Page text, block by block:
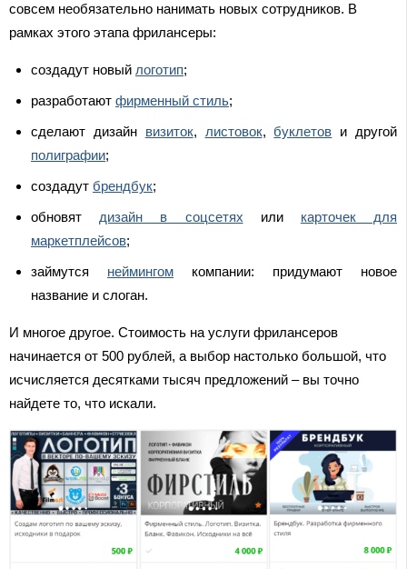
совсем необязательно нанимать новых сотрудников. В
рамках этого этапа фрилансеры:
создадут новый логотип;
разработают фирменный стиль;
сделают дизайн визиток, листовок,буклетов и другой
полиграфии;
создадут брендбук;
обновят дизайн в соцсетях или карточек для
маркетплейсов;
займутся неймингом компании: придумают новое
название и слоган.
И многое другое. Стоимость на услуги фрилансеров
начинается от 500 рублей, а выбор настолько большой, что
исчисляется десятками тысяч предложений – вы точно
найдете то, что искали.